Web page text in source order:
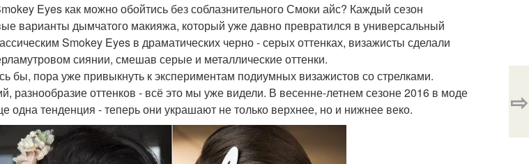
Eyes как можно обойтись без соблазнительного Смоки айс? Каждый сезон
варианты дымчатого макияжа, который уже давно превратился в универсальный
Smokey Eyes в драматических черно - серых оттенках, визажисты сделали
сиянии, смешав серые и металлические оттенки.
бы, пора уже привыкнуть к экспериментам подиумных визажистов со стрелками.
оттенков - всё это мы уже видели. В весенне-летнем сезоне 2016 в моде
одна тенденция - теперь они украшают не только верхнее, но и нижнее веко.
⇨